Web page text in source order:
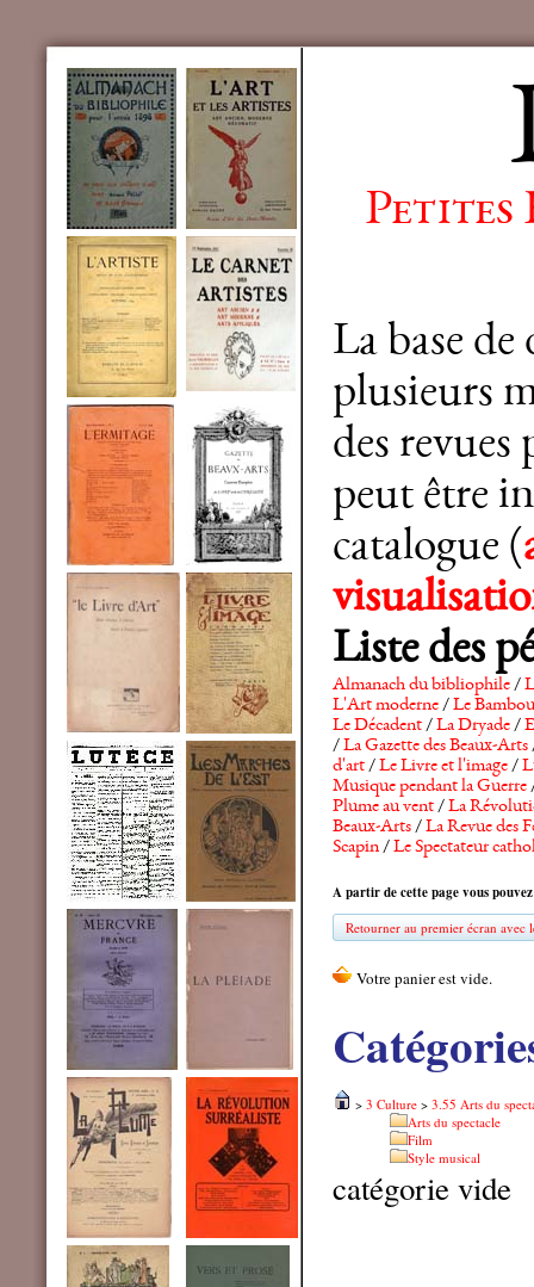
Petites
La base
plusieurs
des revues
peut être
catalogue (
Liste des
Almanach du bibliophile/
L'Art moderne/Le Bambou
Le Décadent/La Dryade/
/La Gazette des Beaux-Arts
d'art/Le Livre et l'image/
Musique pendant la Guerre
Plume au vent/La
Beaux-Arts/La Revue des
Scapin/Le Spectateur
A partir de cette page vous
Retourner au premier écran avec
> 3 Culture > 3.55 Arts du
Arts du spectacle
Film
Style musical
catégorie vide